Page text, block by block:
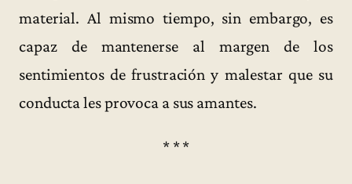
material. Al mismo tiempo, sin embargo, es
capaz de mantenerse al margen de los
sentimientos de frustración y malestar que su
conducta les provoca a sus amantes.
* * *